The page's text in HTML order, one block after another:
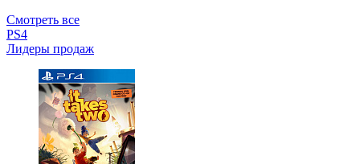
Смотреть все
PS4
Лидеры продаж